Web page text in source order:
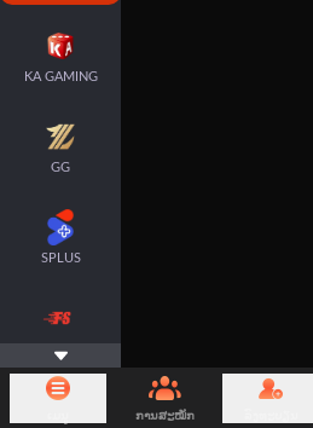
KA GAMING
GG
SPLUS
FASTSPIN
ການສະໝັກ